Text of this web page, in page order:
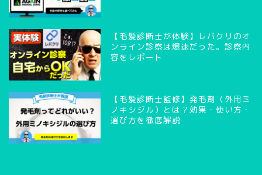
【毛髪診断士が体験】レバクリのオ
ンライン診察は爆速だった。診察内
容をレポート
【毛髪診断士監修】発毛剤（外用ミ
ノキシジル）とは？効果・使い方・
選び方を徹底解説